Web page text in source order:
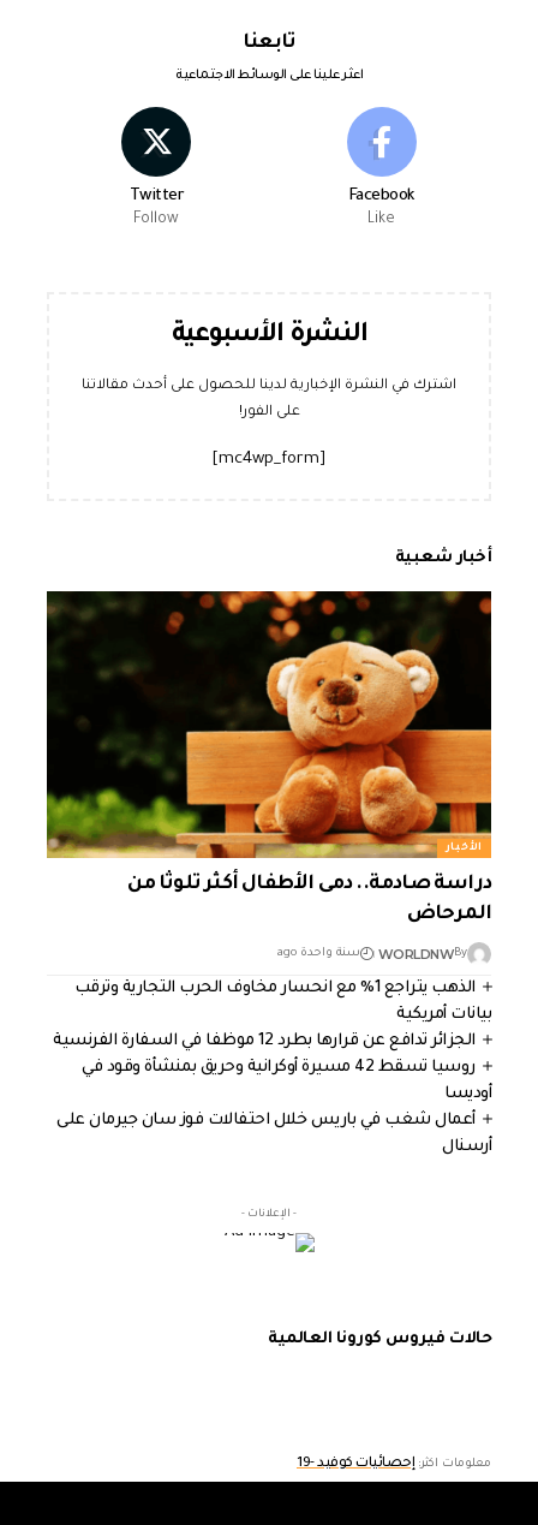
تابعنا
اعثر علينا على الوسائط الاجتماعية
Facebook
Like
Twitter
Follow
النشرة الأسبوعية
اشترك في النشرة الإخبارية لدينا للحصول على أحدث مقالاتنا
على الفور!
أخبار شعبية
الأخبار
دراسة صادمة.. دمى الأطفال أكثر تلوثا من
المرحاض
By
WORLDNW سنة واحدة ago
الذهب يتراجع 1% مع انحسار مخاوف الحرب التجارية وترقب
بيانات أمريكية
الجزائر تدافع عن قرارها بطرد 12 موظفا في السفارة الفرنسية
روسيا تسقط 42 مسيرة أوكرانية وحريق بمنشأة وقود في
أوديسا
أعمال شغب في باريس خلال احتفالات فوز سان جيرمان على
أرسنال
- الإعلانات -
حالات فيروس كورونا العالمية
معلومات اكثر: إحصائيات كوفيد -19